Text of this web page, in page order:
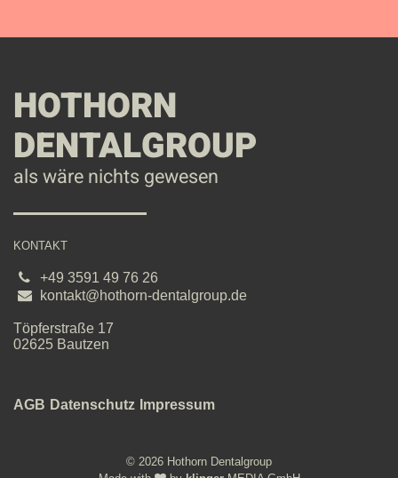
HOTHORN
DENTALGROUP
als wäre nichts gewesen
KONTAKT
+49 3591 49 76 26
kontakt@hothorn-dentalgroup.de
Töpferstraße 17
02625 Bautzen
AGB Datenschutz Impressum
© 2026 Hothorn Dentalgroup